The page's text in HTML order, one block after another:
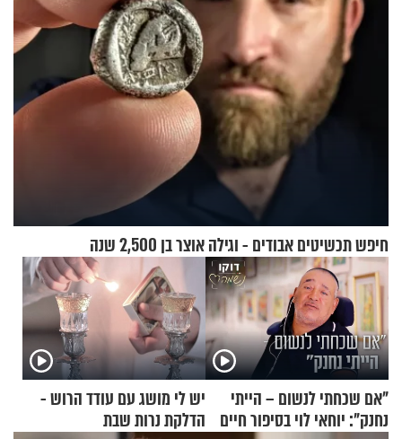
חיפש תכשיטים אבודים - וגילה אוצר בן 2,500 שנה
"אם שכחתי לנשום – הייתי
נחנק": יוחאי לוי בסיפור חיים
יש לי מושג עם עודד הרוש -
הדלקת נרות שבת